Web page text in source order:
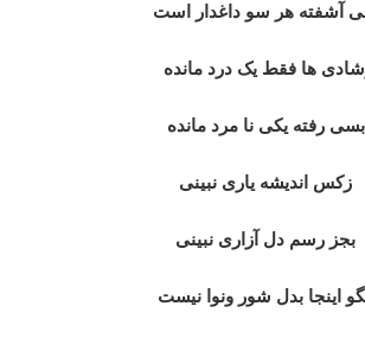
آشفته هر سو داغدار است
ها فقط یک درد مانده
بسی رفته یکی نا مرد مانده
زکس اندیشه یاری نبینی
بجز رسم دل آزاری نبینی
اینجا بدل شور ونوا نیست